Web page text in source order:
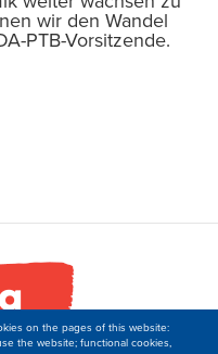
wir den Wandel
PTB-Vorsitzende.
on the pages of this website:
the website; functional cookies,